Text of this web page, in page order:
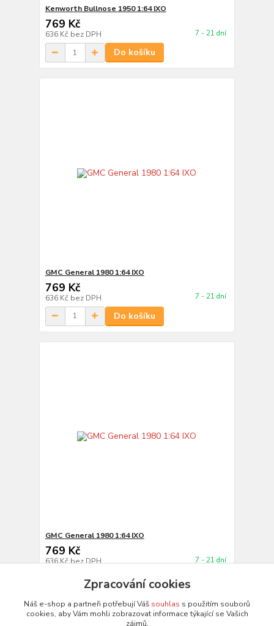
Kenworth Bullnose 1950 1:64 IXO
769 Kč
636 Kč bez DPH 7 - 21 dní
Do košíku
GMC General 1980 1:64 IXO
769 Kč
636 Kč bez DPH 7 - 21 dní
Do košíku
GMC General 1980 1:64 IXO
769 Kč
636 Kčbez DPH 7 - 21 dní
Do košíku
strana
Zpracování cookies
Náš e-shop a partneři potřebují Váš souhlas s použitím souborů
cookies, aby Vám mohli zobrazovat informace týkající se Vašich
zájmů.